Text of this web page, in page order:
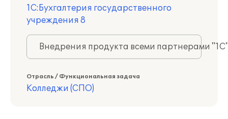
1С:Бухгалтерия государственного
учреждения 8
Внедрения продукта всеми партнерами
Отрасль / Функциональная задача
Колледжи (СПО)